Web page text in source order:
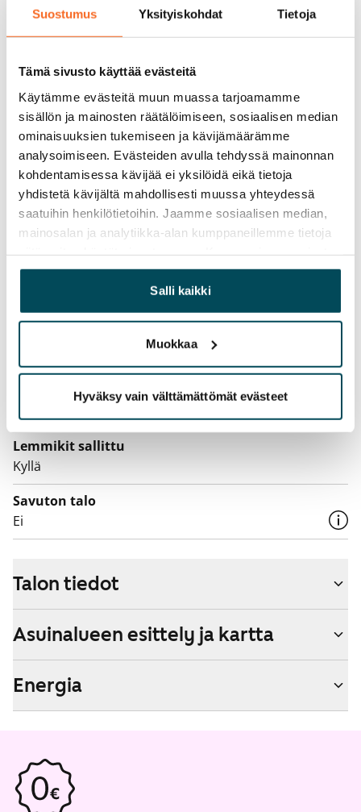
Suostumus Yksityiskohdat Tietoja
Tämä sivusto käyttää evästeitä
Käytämme evästeitä muun muassa tarjoamamme
sisällön ja mainosten räätälöimiseen, sosiaalisen median
ominaisuuksien tukemiseen ja kävijämäärämme
analysoimiseen. Evästeiden avulla tehdyssä mainonnan
kohdentamisessa kävijää ei yksilöidä eikä tietoja
yhdistetä kävijältä mahdollisesti muussa yhteydessä
saatuihin henkilötietoihin. Jaamme sosiaalisen median,
mainosalan ja analytiikka-alan kumppaneillemme tietoja
yhdistää näitä tietoja muihin tietoihin, joita olet antanut
heille tai joita on kerätty, kun olet käyttänyt heidän
palvelujaan.
Salli kaikki
Muokkaa
Hyväksy vain välttämättömät evästeet
Vuokrattu
Varallisuusrajat
Vuokra
Vuokravakuus
0 €, (yrityksille min. 1 kk vuokra)
Kotivakuutus
Pakollinen, ei sisälly vuokraan
Vesimaksu
27 €/hlö/kk
Vuokralainen solmii itse sähkösopimuksen.
Vuokraan sisältyy 50 M laajakaistaliittymä. Voit hankkia
lisänopeutta etuhintaan ottamalla yhteyttä
Lemmikit sallittu
Kyllä
Savuton talo
Ei
Talon tiedot
Asuinalueen esittely ja kartta
Energia